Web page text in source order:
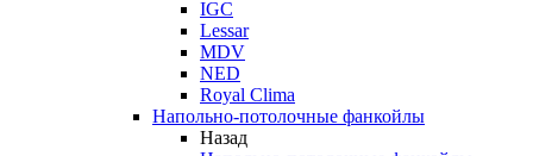
IGC
Lessar
MDV
NED
Royal Clima
Напольно-потолочные фанкойлы
Назад